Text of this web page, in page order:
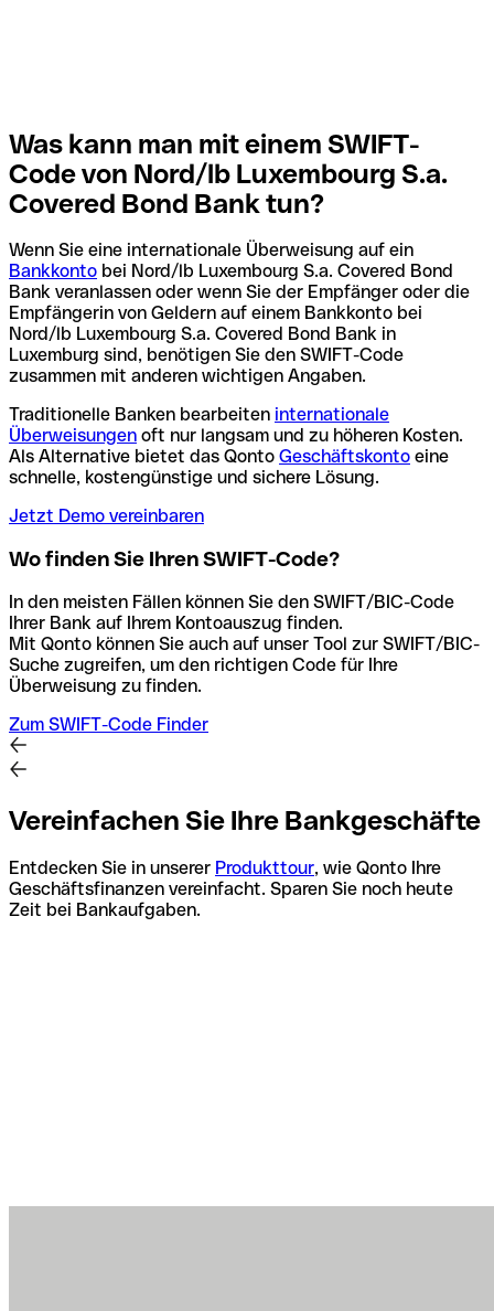
Was kann man mit einem SWIFT-
Code von Nord/lb Luxembourg S.a.
Covered Bond Bank tun?
Wenn Sie eine internationale Überweisung auf ein
Bankkonto bei Nord/lb Luxembourg S.a. Covered Bond
Bank veranlassen oder wenn Sie der Empfänger oder die
Empfängerin von Geldern auf einem Bankkonto bei
Nord/lb Luxembourg S.a. Covered Bond Bank in
Luxemburg sind, benötigen Sie den SWIFT-Code
zusammen mit anderen wichtigen Angaben.
Traditionelle Banken bearbeiten internationale
Überweisungen oft nur langsam und zu höheren Kosten.
Als Alternative bietet das Qonto Geschäftskonto eine
schnelle, kostengünstige und sichere Lösung.
Jetzt Demo vereinbaren
Wo finden Sie Ihren SWIFT-Code?
In den meisten Fällen können Sie den SWIFT/BIC-Code
Ihrer Bank auf Ihrem Kontoauszug finden.
Mit Qonto können Sie auch auf unser Tool zur SWIFT/BIC-
Suche zugreifen, um den richtigen Code für Ihre
Überweisung zu finden.
Zum SWIFT-Code Finder
Vereinfachen Sie Ihre Bankgeschäfte
Entdecken Sie in unserer Produkttour, wie Qonto Ihre
Geschäftsfinanzen vereinfacht. Sparen Sie noch heute
Zeit bei Bankaufgaben.